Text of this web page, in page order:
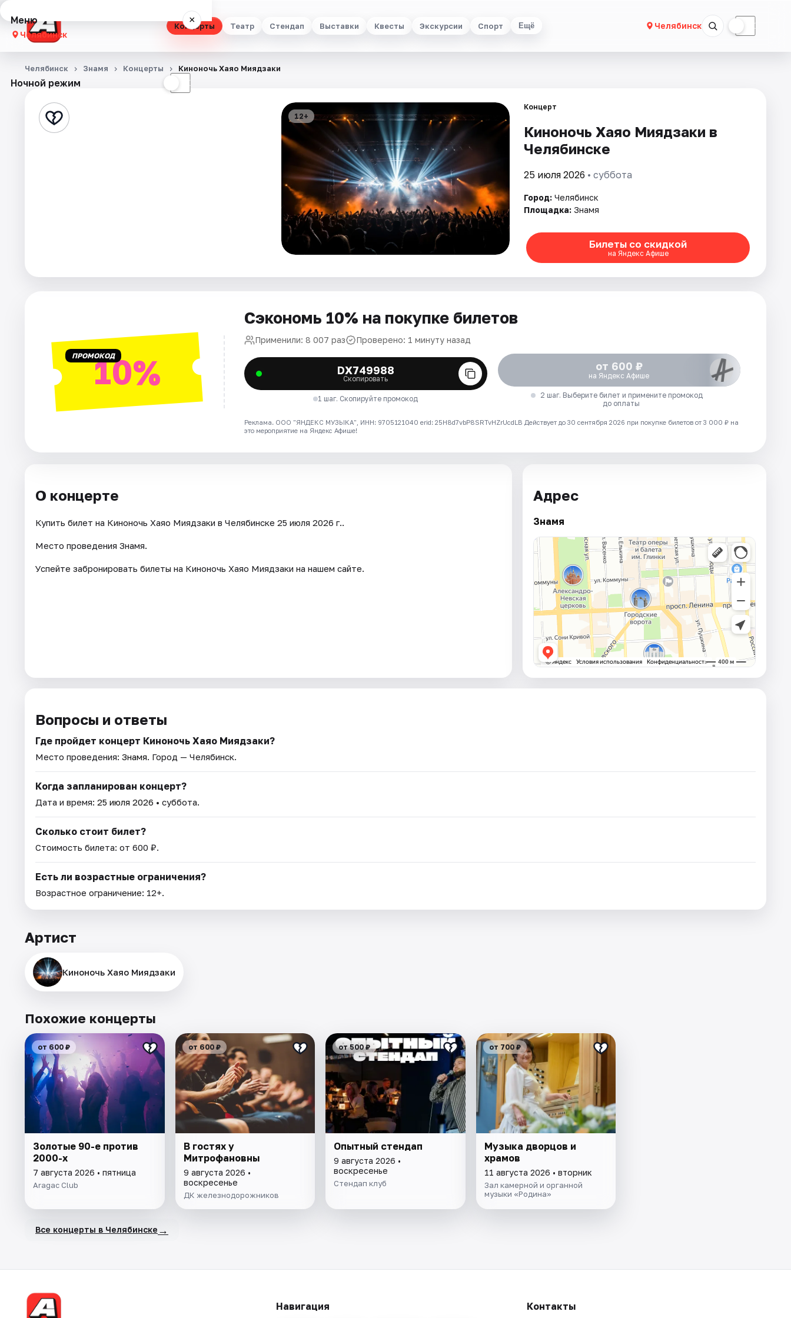
Концерты Театр Стендап Выставки Квесты Экскурсии Спорт Ещё Челябинск ☾
Меню ×
Челябинск
Концерты
Стендап
Артисты
Ночной режим ☾
Челябинск Знамя Концерты Киноночь Хаяо Миядзаки
12+
Концерт
Киноночь Хаяо Миядзаки в
Челябинске
25 июля 2026 • суббота
Город: Челябинск
Площадка: Знамя
Билеты со скидкой
на Яндекс Афише
ПРОМОКОД10%
Сэкономь 10% на покупке билетов
Применили: 8 007 раз Проверено: 1 минуту назад
DX749988
Скопировать
1 шаг. Скопируйте промокод
от 600 ₽
на Яндекс Афише
2 шаг. Выберите билет и примените промокод
до оплаты
Реклама. ООО "ЯНДЕКС МУЗЫКА", ИНН: 9705121040 erid: 25H8d7vbP8SRTvHZrUcdLB Действует до 30 сентября 2026 при покупке билетов от 3 000 ₽ на
это мероприятие на Яндекс Афише!
О концерте
Купить билет на Киноночь Хаяо Миядзаки в Челябинске 25 июля 2026 г..
Место проведения Знамя.
Успейте забронировать билеты на Киноночь Хаяо Миядзаки на нашем сайте.
Адрес
Знамя
Вопросы и ответы
Где пройдет концерт Киноночь Хаяо Миядзаки?
Место проведения: Знамя. Город — Челябинск.
Когда запланирован концерт?
Дата и время: 25 июля 2026 • суббота.
Сколько стоит билет?
Стоимость билета: от 600 ₽.
Есть ли возрастные ограничения?
Возрастное ограничение: 12+.
Артист
Киноночь Хаяо Миядзаки
Похожие концерты
от 600 ₽
Золотые 90-е против
2000-х
7 августа 2026 • пятница
Aragac Club
от 600 ₽
В гостях у
Митрофановны
9 августа 2026 •
воскресенье
ДК железнодорожников
от 500 ₽
Опытный стендап
9 августа 2026 •
воскресенье
Стендап клуб
от 700 ₽
Музыка дворцов и
храмов
11 августа 2026 • вторник
Зал камерной и органной
музыки «Родина»
Все концерты в Челябинске →
Навигация Контакты